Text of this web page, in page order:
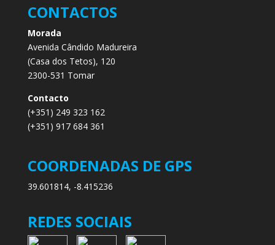
CONTACTOS
Morada
Avenida Cândido Madureira
(Casa dos Tetos), 120
2300-531 Tomar
Contacto
(+351) 249 323 162
(+351) 917 684 361
COORDENADAS DE GPS
39.601814, -8.415236
REDES SOCIAIS